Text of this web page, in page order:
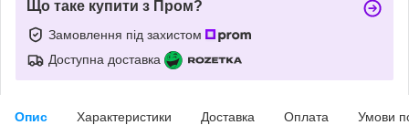
Що таке купити з Пром?
Замовлення під захистом
Доступна доставка
Опис Характеристики Доставка Оплата Умови